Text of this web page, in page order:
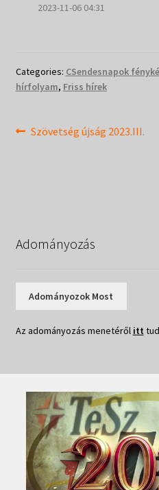
2023-11-06 04:31
Categories: CSendesnapok
hírfolyam, Friss hírek
Bejegyzés
Previous
Szövetség újság 2023.III.
Adományozás
Adományozok Most
Az adományozás menetéről itt